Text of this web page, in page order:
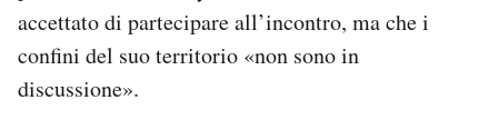
accettato di partecipare all’incontro, ma che i
confini del suo territorio «non sono in
discussione».